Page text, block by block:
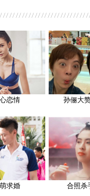
恋情 孙俪大
求婚 合照杀